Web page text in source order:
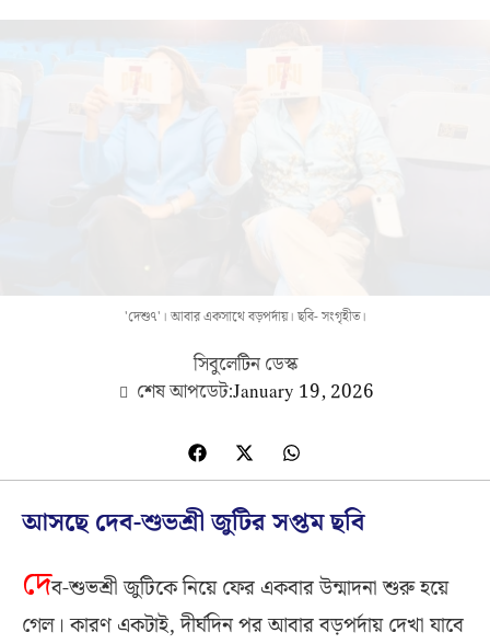
'দেশু৭'। আবার একসাথে বড়পর্দায়। ছবি- সংগৃহীত।
সিবুলেটিন ডেস্ক
শেষ আপডেট:January 19, 2026
আসছে দেব-শুভশ্রী জুটির সপ্তম ছবি
দেব-শুভশ্রী জুটিকে নিয়ে ফের একবার উন্মাদনা শুরু হয়ে
গেল। কারণ একটাই, দীর্ঘদিন পর আবার বড়পর্দায় দেখা যাবে